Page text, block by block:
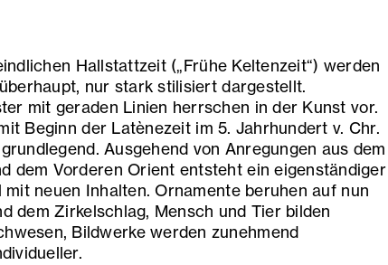
Hallstattzeit („Frühe Keltenzeit“) werden
nur stark stilisiert dargestellt.
mit geraden Linien herrschen in der Kunst vor.
Beginn der Latènezeit im 5. Jahrhundert v. Chr.
Ausgehend von Anregungen aus dem
dem Vorderen Orient entsteht ein eigenständiger
neuen Inhalten. Ornamente beruhen auf nun
dem Zirkelschlag, Mensch und Tier bilden
Bildwerke werden zunehmend